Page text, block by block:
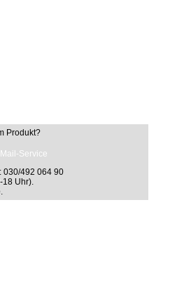
Produkt?
Service
030/492 064 90
18 Uhr).